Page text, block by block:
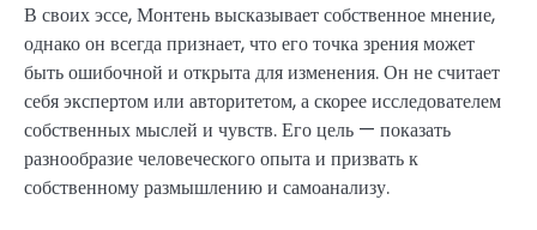
В своих эссе, Монтень высказывает собственное мнение,
однако он всегда признает, что его точка зрения может
быть ошибочной и открыта для изменения. Он не считает
себя экспертом или авторитетом, а скорее исследователем
собственных мыслей и чувств. Его цель — показать
разнообразие человеческого опыта и призвать к
собственному размышлению и самоанализу.